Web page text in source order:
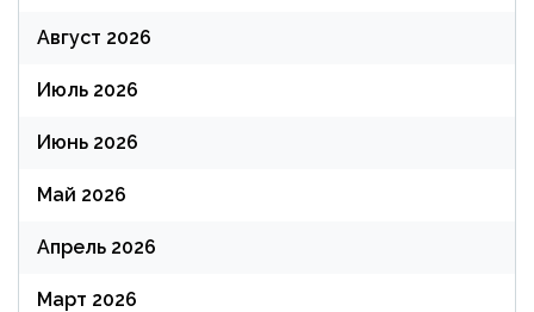
Август 2026
Июль 2026
Июнь 2026
Май 2026
Апрель 2026
Март 2026